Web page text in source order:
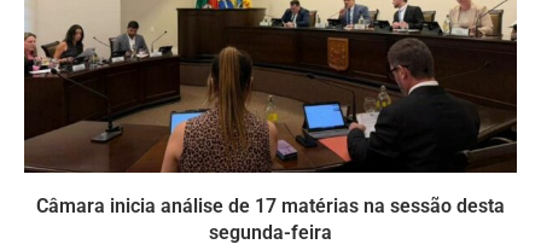
Câmara inicia análise de 17 matérias na sessão desta
segunda-feira